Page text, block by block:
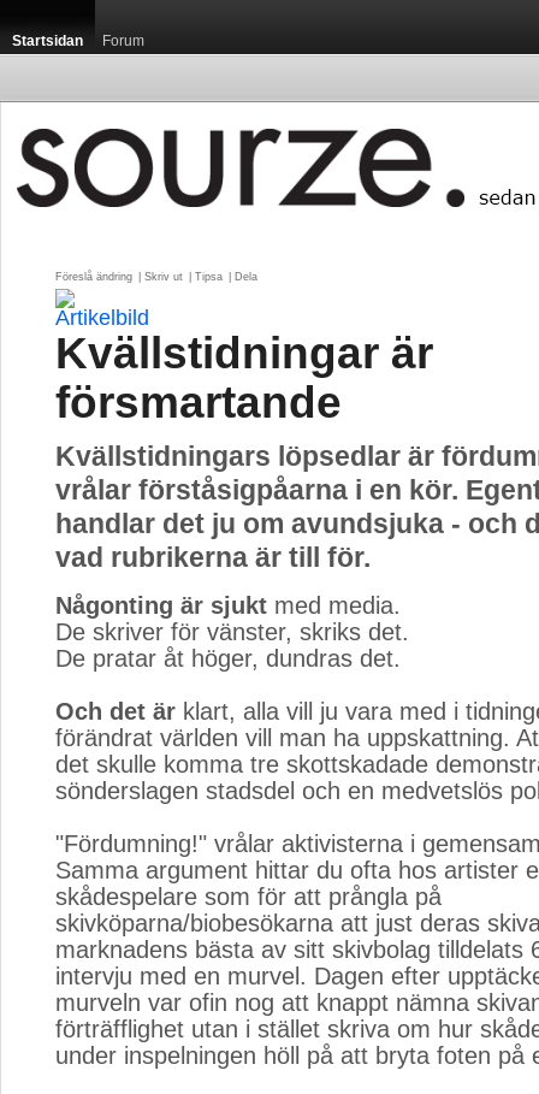
Startsidan Forum
Föreslå ändring Skriv ut Tipsa Dela
Kvällstidningar är
försmartande
Kvällstidningars löpsedlar är
vrålar förståsigpåarna i en kör.
handlar det ju om avundsjuka - och
vad rubrikerna är till för.
Någonting är sjukt med media.
De skriver för vänster, skriks det.
De pratar åt höger, dundras det.
Och det är klart, alla vill ju vara med i
förändrat världen vill man ha uppskattning.
det skulle komma tre skottskadade
sönderslagen stadsdel och en medvetslös
"Fördumning!" vrålar aktivisterna i
Samma argument hittar du ofta hos artister
skådespelare som för att prångla på
skivköparna/biobesökarna att just deras
marknadens bästa av sitt skivbolag tilldelats
intervju med en murvel. Dagen efter
murveln var ofin nog att knappt nämna
förträfflighet utan i stället skriva om hur
under inspelningen höll på att bryta foten på